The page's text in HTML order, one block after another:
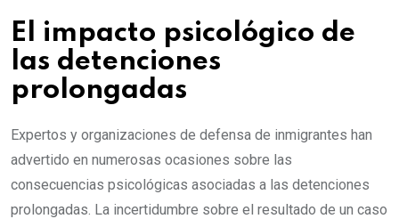
El impacto psicológico de
las detenciones
prolongadas
Expertos y organizaciones de defensa de inmigrantes han
advertido en numerosas ocasiones sobre las
consecuencias psicológicas asociadas a las detenciones
prolongadas. La incertidumbre sobre el resultado de un caso